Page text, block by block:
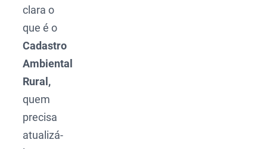
clara o
que é o
Cadastro
Ambiental
Rural,
quem
precisa
atualizá-